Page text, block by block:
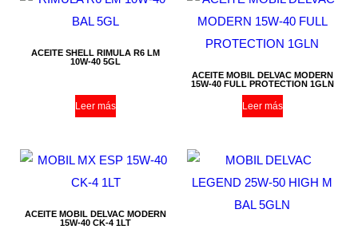
ACEITE SHELL RIMULA R6 LM
10W-40 5GL
Leer más
ACEITE MOBIL DELVAC MODERN
15W-40 FULL PROTECTION 1GLN
Leer más
ACEITE MOBIL DELVAC MODERN
15W-40 CK-4 1LT